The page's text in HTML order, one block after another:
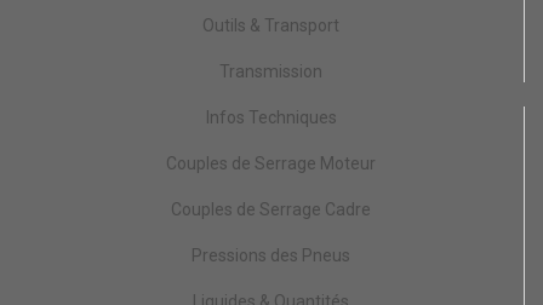
Outils & Transport
Transmission
Infos Techniques
Couples de Serrage Moteur
Couples de Serrage Cadre
Pressions des Pneus